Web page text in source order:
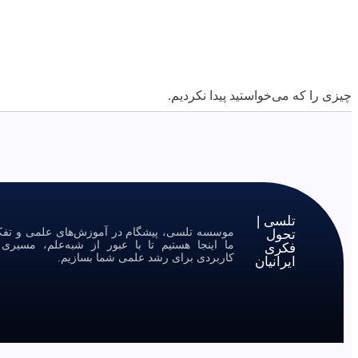
چیزی را که می‌خواستید پیدا نکردیم.
تلسی |
تحول
فکری
ایرانیان
موسسه تلسی، پیشگام در آموزش‌های علمی و
ما اینجا هستیم تا با عبور از شبه‌علم،
کاربردی برای رشد علمی شما بسازیم.